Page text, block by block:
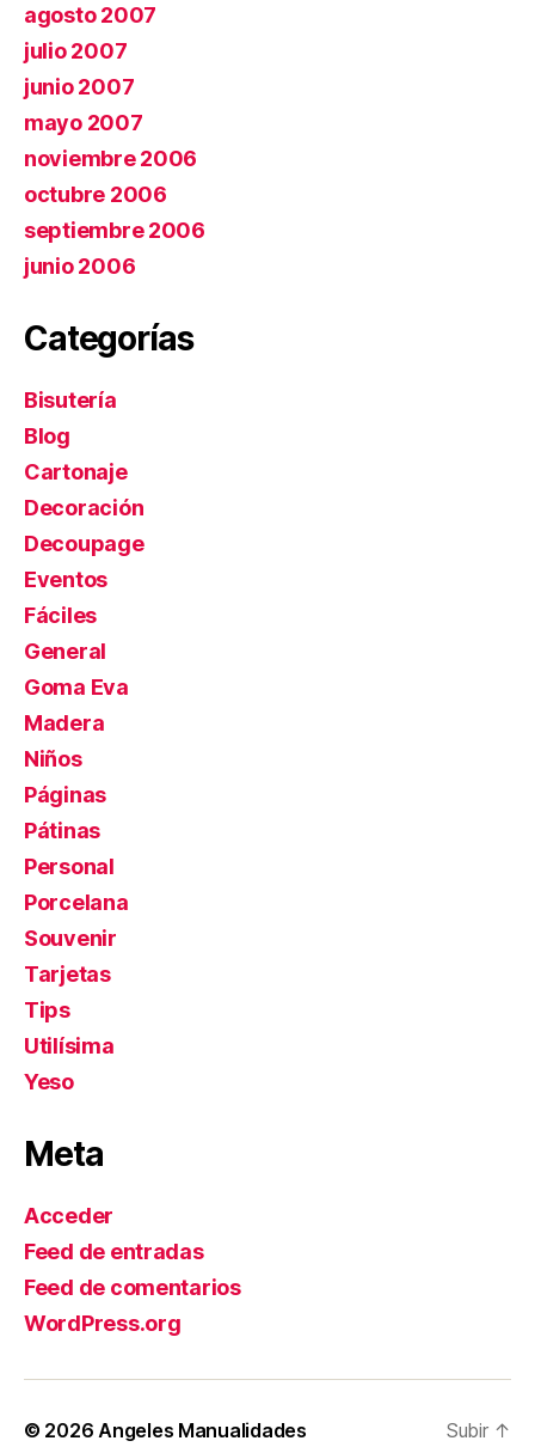
agosto 2007
julio 2007
junio 2007
mayo 2007
noviembre 2006
octubre 2006
septiembre 2006
junio 2006
Categorías
Bisutería
Blog
Cartonaje
Decoración
Decoupage
Eventos
Fáciles
General
Goma Eva
Madera
Niños
Páginas
Pátinas
Personal
Porcelana
Souvenir
Tarjetas
Tips
Utilísima
Yeso
Meta
Acceder
Feed de entradas
Feed de comentarios
WordPress.org
© 2026 Angeles Manualidades Subir ↑